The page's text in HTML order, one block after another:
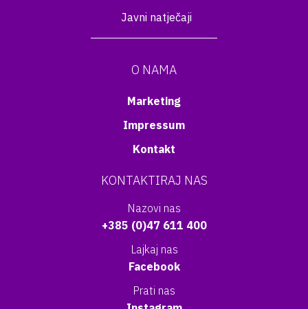
Javni natječaji
O NAMA
Marketing
Impressum
Kontakt
KONTAKTIRAJ NAS
Nazovi nas
+385 (0)47 611 400
Lajkaj nas
Facebook
Prati nas